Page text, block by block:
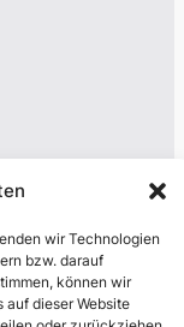
wir Technologien
bzw. darauf
können wir
auf dieser Website